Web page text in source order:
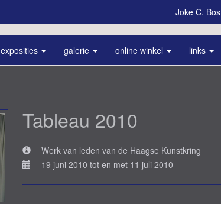
Joke C. Bos
exposities galerie online winkel links
Tableau 2010
Werk van leden van de Haagse Kunstkring
19 juni 2010 tot en met 11 juli 2010